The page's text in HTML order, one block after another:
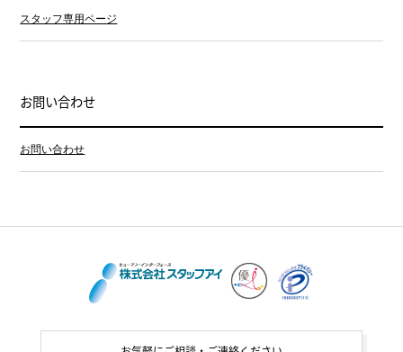
スタッフ専用ページ
お問い合わせ
お問い合わせ